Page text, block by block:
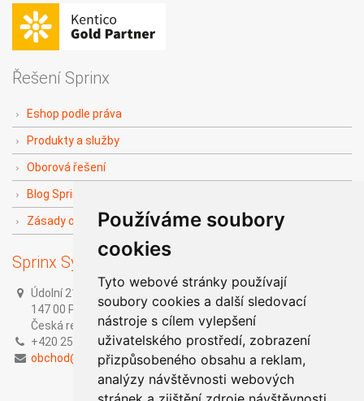
Používáme soubory
cookies
Tyto webové stránky používají
soubory cookies a další sledovací
nástroje s cílem vylepšení
uživatelského prostředí, zobrazení
přizpůsobeného obsahu a reklam,
analýzy návštěvnosti webových
Řešení Sprinx
Eshop podle práva
Produkty a služby
Oborová řešení
Blog Sprinx The Doers
Zásady ochrany soukromí
Sprinx Systems, a.s.
Údolní 212/1,
147 00 Praha 4,
Česká republika
+420 251 014 211
obchod@sprinx.com